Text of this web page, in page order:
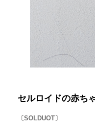
セルロイドの赤ち
〔SOLDUOT〕